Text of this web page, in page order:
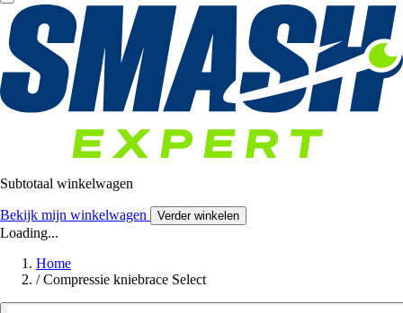
Subtotaal winkelwagen
Bekijk mijn winkelwagen Verder winkelen
Loading...
Home
/ Compressie kniebrace Select